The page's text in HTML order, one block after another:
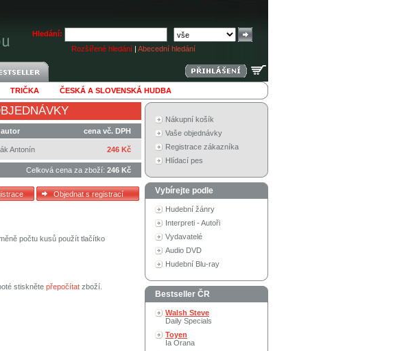
Hledání:
Rozšířené hledání | Abecední hledání
TRIČKA ČESKÁ A SLOVENSKÁ HUDBA
autor cena vč. DPH
Antonín 246 Kč
Celková cena za zboží: 246 Kč
počtu kusů použít tlačítko
stiskněte přepočítat zboží.
Nákupní košík
Vaše objednávky
Registrace zákazníka
Hlídací pes
Vybírejte podle
Hudební žánry
Interpreti - Autoři
Vydavatelé
Audio DVD
Hudební Blu-ray
Bestseller ČR
Walsh Steve
Daily Specials
Toyen
Ia Orana